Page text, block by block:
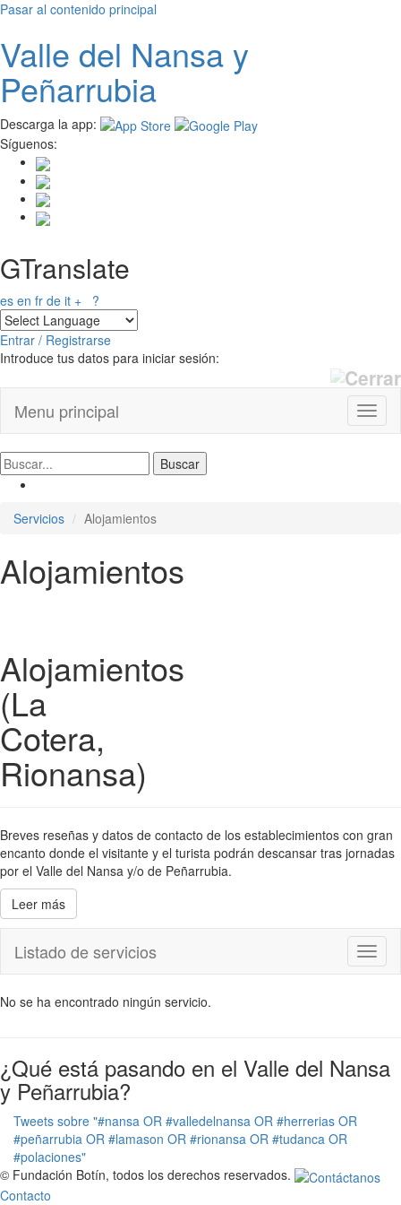
Pasar al contenido principal
Valle del Nansay
Peñarrubia
Descarga la app:
Síguenos:
GTranslate
es en fr de it + ?
Entrar / Registrarse
Introduce tus datos para iniciar sesión:
Menu principal
Servicios Alojamientos
Alojamientos
Alojamientos
(La
Cotera,
Rionansa)
Breves reseñas y datos de contacto de los establecimientos con gran
encanto donde el visitante y el turista podrán descansar tras jornadas
por el Valle del Nansa y/o de Peñarrubia.
Leer más
Listado de servicios
No se ha encontrado ningún servicio.
¿Qué está pasando en el Valle del Nansa
y Peñarrubia?
Tweets sobre "#nansa OR #valledelnansa OR #herrerias OR
#peñarrubia OR #lamason OR #rionansa OR #tudanca OR
#polaciones"
© Fundación Botín, todos los derechos reservados.
Contacto